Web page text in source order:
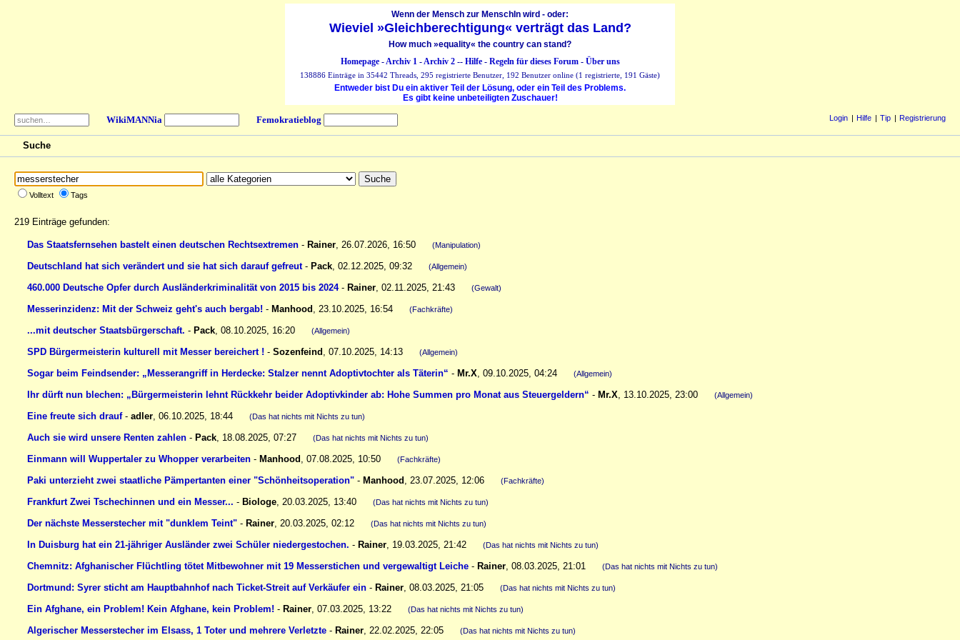
Wenn der Mensch zur MenschIn wird - oder:
Wieviel »Gleichberechtigung« verträgt das Land?
How much »equality« the country can stand?
Homepage-Archiv 1-Archiv 2-- Hilfe- Regeln für dieses Forum- Über uns
138886 Einträge in 35442 Threads, 295 registrierte Benutzer, 192 Benutzer online (1 registrierte, 191 Gäste)
Entweder bist Du ein aktiver Teil der Lösung, oder ein Teil des Problems.
Es gibt keine unbeteiligten Zuschauer!
WikiMANNia Femokratieblog Login Hilfe Tip Registrierung
Suche
Volltext Tags
219 Einträge gefunden:
Das Staatsfernsehen bastelt einen deutschen Rechtsextremen - Rainer 26.07.2026, 16:50 (Manipulation)
Deutschland hat sich verändert und sie hat sich darauf gefreut- Pack 02.12.2025, 09:32 (Allgemein)
460.000 Deutsche Opfer durch Ausländerkriminalität von 2015 bis 2024- Rainer 02.11.2025, 21:43 (Gewalt)
Messerinzidenz: Mit der Schweiz geht's auch bergab! - Manhood 23.10.2025, 16:54 (Fachkräfte)
...mit deutscher Staatsbürgerschaft. - Pack 08.10.2025, 16:20 (Allgemein)
SPD Bürgermeisterin kulturell mit Messer bereichert ! - Sozenfeind 07.10.2025, 14:13 (Allgemein)
Sogar beim Feindsender: „Messerangriff in Herdecke: Stalzer nennt Adoptivtochter als Täterin“ - Mr.X 09.10.2025, 04:24 (Allgemein)
Ihr dürft nun blechen: „Bürgermeisterin lehnt Rückkehr beider Adoptivkinder ab: Hohe Summen pro Monat aus Steuergeldern“ - Mr.X 13.10.2025, 23:00 (Allgemein)
Eine freute sich drauf- adler 06.10.2025, 18:44 (Das hat nichts mit Nichts zu tun)
Auch sie wird unsere Renten zahlen - Pack 18.08.2025, 07:27 (Das hat nichts mit Nichts zu tun)
Einmann will Wuppertaler zu Whopper verarbeiten - Manhood 07.08.2025, 10:50 (Fachkräfte)
Paki unterzieht zwei staatliche Pämpertanten einer "Schönheitsoperation" - Manhood 23.07.2025, 12:06 (Fachkräfte)
Frankfurt Zwei Tschechinnen und ein Messer... - Biologe 20.03.2025, 13:40 (Das hat nichts mit Nichts zu tun)
Der nächste Messerstecher mit "dunklem Teint" - Rainer 20.03.2025, 02:12 (Das hat nichts mit Nichts zu tun)
In Duisburg hat ein 21-jähriger Ausländer zwei Schüler niedergestochen. - Rainer 19.03.2025, 21:42 (Das hat nichts mit Nichts zu tun)
Chemnitz: Afghanischer Flüchtling tötet Mitbewohner mit 19 Messerstichen und vergewaltigt Leiche - Rainer 08.03.2025, 21:01 (Das hat nichts mit Nichts zu tun)
Dortmund: Syrer sticht am Hauptbahnhof nach Ticket-Streit auf Verkäufer ein - Rainer 08.03.2025, 21:05 (Das hat nichts mit Nichts zu tun)
Ein Afghane, ein Problem! Kein Afghane, kein Problem! - Rainer 07.03.2025, 13:22 (Das hat nichts mit Nichts zu tun)
Algerischer Messerstecher im Elsass, 1 Toter und mehrere Verletzte - Rainer 22.02.2025, 22:05 (Das hat nichts mit Nichts zu tun)